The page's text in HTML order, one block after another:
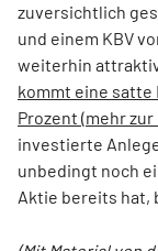
zuversichtlich
und einem KBV
weiterhin
kommt eine satte
Prozent (mehr
investierte
unbedingt noch
Aktie bereits hat,